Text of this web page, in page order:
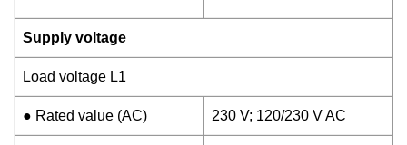
Supply voltage
Load voltage L1
● Rated value (AC) 230 V; 120/230 V AC